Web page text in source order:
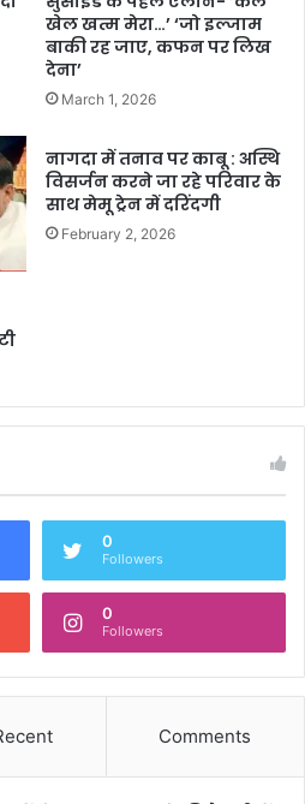
खेल खत्म मेरा…’ ‘जो इल्जाम
बाकी रह जाए, कफन पर लिख
देना’
March 1, 2026
नागदा में तनाव पर काबू : अस्थि
विसर्जन करने जा रहे परिवार के
साथ मेमू ट्रेन में दरिंदगी
February 2, 2026
0
Followers
0
Followers
Comments